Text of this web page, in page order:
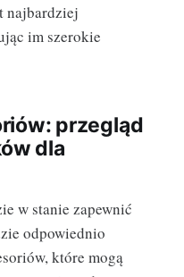
najbardziej
im szerokie
przegląd
dla
w stanie zapewnić
odpowiednio
które mogą